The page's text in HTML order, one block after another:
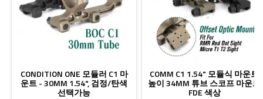
CONDITION ONE 모듈러 C1 마
운트 - 30MM 1.54", 검정/탄색
선택가능
COMM C1 1.54" 모듈식 마운트
높이 34MM 튜브 스코프 마운트
FDE 색상